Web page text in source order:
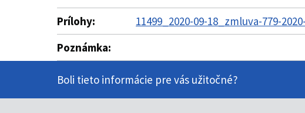
Prílohy:
11499_2020-09-18_zmluva-779-
Poznámka:
Boli tieto informácie pre vás užitočné?